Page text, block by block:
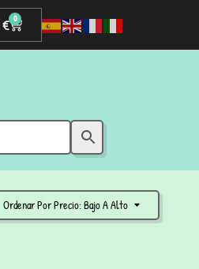
€ 0
Ordenar Por Precio: Bajo A Alto